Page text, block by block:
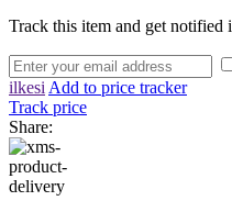
Track this item and get notified
ilkesiAdd to price tracker
Track price
Share: